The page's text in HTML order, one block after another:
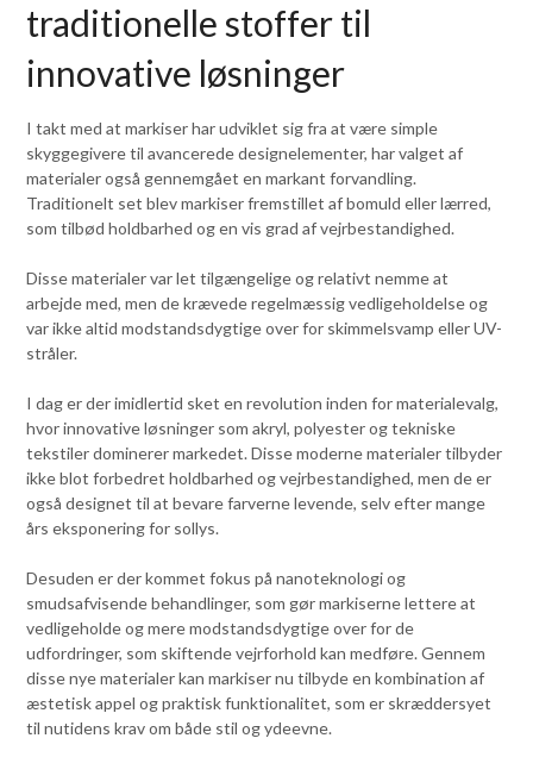
traditionelle stoffer til
innovative løsninger
I takt med at markiser har udviklet sig fra at være simple
skyggegivere til avancerede designelementer, har valget af
materialer også gennemgået en markant forvandling.
Traditionelt set blev markiser fremstillet af bomuld eller lærred,
som tilbød holdbarhed og en vis grad af vejrbestandighed.
Disse materialer var let tilgængelige og relativt nemme at
arbejde med, men de krævede regelmæssig vedligeholdelse og
var ikke altid modstandsdygtige over for skimmelsvamp eller UV-
stråler.
I dag er der imidlertid sket en revolution inden for materialevalg,
hvor innovative løsninger som akryl, polyester og tekniske
tekstiler dominerer markedet. Disse moderne materialer tilbyder
ikke blot forbedret holdbarhed og vejrbestandighed, men de er
også designet til at bevare farverne levende, selv efter mange
års eksponering for sollys.
Desuden er der kommet fokus på nanoteknologi og
smudsafvisende behandlinger, som gør markiserne lettere at
vedligeholde og mere modstandsdygtige over for de
udfordringer, som skiftende vejrforhold kan medføre. Gennem
disse nye materialer kan markiser nu tilbyde en kombination af
æstetisk appel og praktisk funktionalitet, som er skræddersyet
til nutidens krav om både stil og ydeevne.